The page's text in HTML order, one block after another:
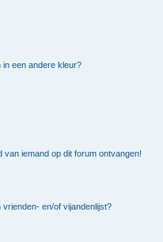
een andere kleur?
van iemand op dit forum ontvangen!
en/of vijandenlijst?